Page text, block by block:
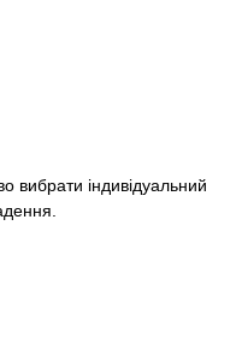
вибрати індивідуальний